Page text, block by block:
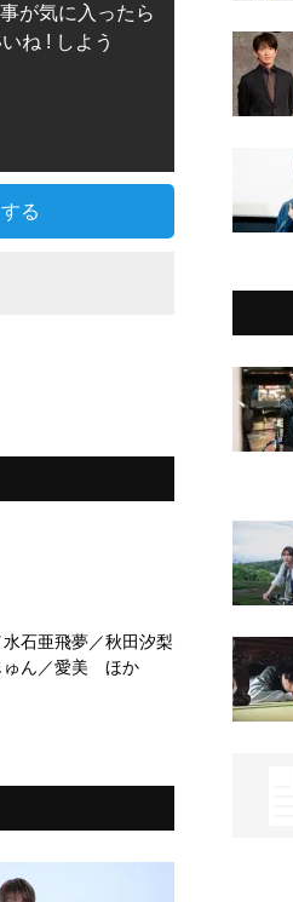
が気に入ったら
ね ! しよう
る
石亜飛夢／秋田汐梨
ゅん／愛美 ほか